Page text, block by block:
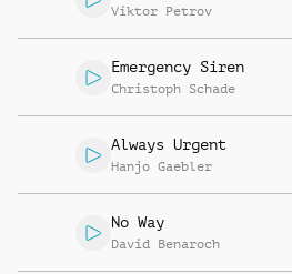
Viktor Petrov
Emergency Siren
Christoph Schade
Always Urgent
Hanjo Gaebler
No Way
David Benaroch